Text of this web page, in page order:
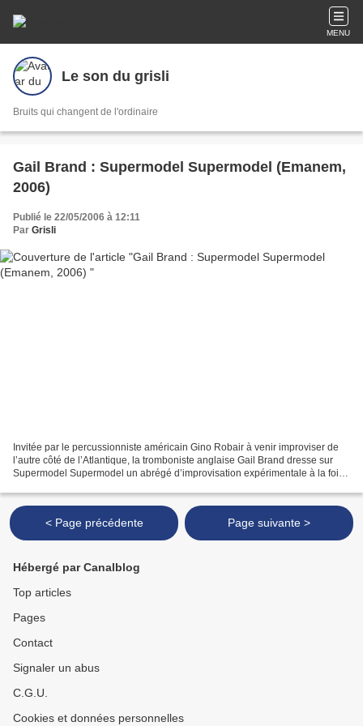
MENU
Le son du grisli
Bruits qui changent de l'ordinaire
Gail Brand : Supermodel Supermodel (Emanem,
2006)
Publié le 22/05/2006 à 12:11
Par Grisli
Invitée par le percussionniste américain Gino Robair à venir improviser de
l’autre côté de l’Atlantique, la tromboniste anglaise Gail Brand dresse sur
Supermodel Supermodel un abrégé d’improvisation expérimentale à la fois
< Page précédente Page suivante >
Hébergé par Canalblog
Top articles
Pages
Contact
Signaler un abus
C.G.U.
Cookies et données personnelles